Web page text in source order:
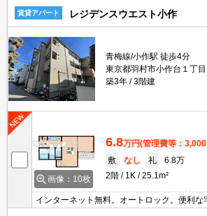
賃貸アパート レジデンスウエスト小作
青梅線/小作駅 徒歩4分
東京都羽村市小作台１丁目
築3年
3階建
画像：10枚
6.8万円(管理費等：
敷
なし 礼
6.8万
2階
1K 25.1m²
インターネット無料。オートロック。便利な
ホン付き。温水洗浄便座付き。浴室乾燥機付